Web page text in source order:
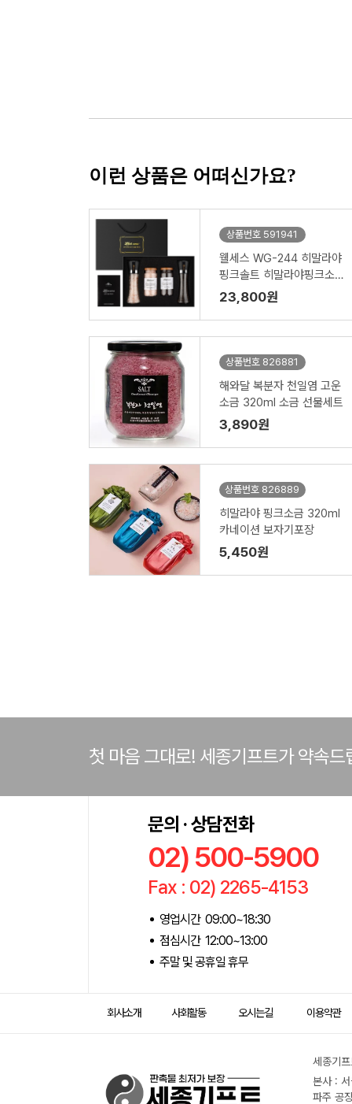
이런 상품은 어떠신가요?
상품번호 591941
웰세스 WG-244 히말라야
핑크솔트 히말라야핑크소금
블랙페퍼 통후추 그라인더
선물세트
23,800원
상품번호 826881
해와달 복분자 천일염 고운
소금 320ml 소금 선물세트
3,890원
상품번호 826889
히말라야 핑크소금 320ml
카네이션 보자기포장
5,450원
첫 마음 그대로! 세종기프트가 약속드
문의 · 상담전화
02) 500-5900
Fax : 02) 2265-4153
영업시간 09:00~18:30
점심시간 12:00~13:00
주말 및 공휴일 휴무
회사소개 사회활동 오시는길 이용약관
세종기
본사 :
파주 공